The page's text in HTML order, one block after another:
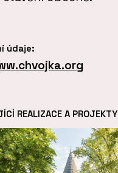
údaje:
REALIZACE A PROJEKTY